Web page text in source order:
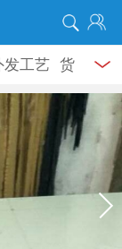
发工艺 货
拍摄宣传
外地工
息 商务